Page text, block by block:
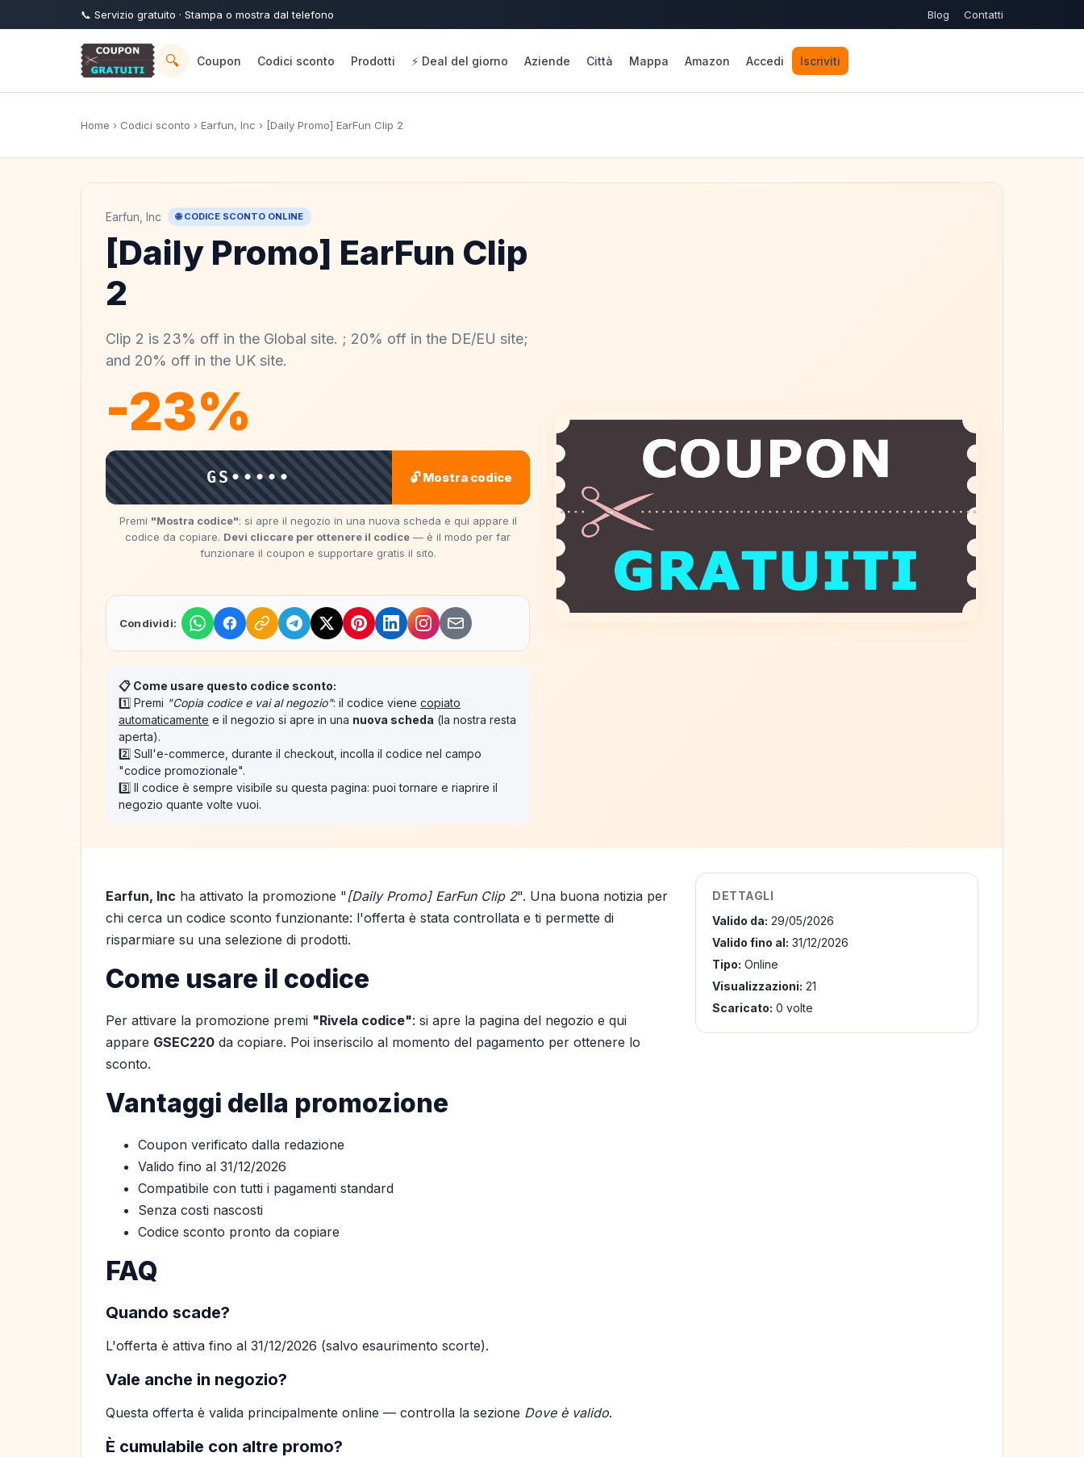
📞 Servizio gratuito · Stampa o mostra dal telefono Blog Contatti
🔍 Coupon Codici sconto Prodotti ⚡ Deal del giorno Aziende Città Mappa Amazon Accedi Iscriviti
Home › Codici sconto › Earfun, Inc › [Daily Promo] EarFun Clip 2
Earfun, Inc 🌐 CODICE SCONTO ONLINE
[Daily Promo] EarFun Clip
2
Clip 2 is 23% off in the Global site. ; 20% off in the DE/EU site;
and 20% off in the UK site.
-23%
GS••••• 🔓 Mostra codice
Premi "Mostra codice": si apre il negozio in una nuova scheda e qui appare il
codice da copiare. Devi cliccare per ottenere il codice — è il modo per far
funzionare il coupon e supportare gratis il sito.
Condividi:
📋 Come usare questo codice sconto:
1️⃣ Premi "Copia codice e vai al negozio": il codice viene copiato
automaticamente e il negozio si apre in una nuova scheda (la nostra resta
aperta).
2️⃣ Sull'e-commerce, durante il checkout, incolla il codice nel campo
"codice promozionale".
3️⃣ Il codice è sempre visibile su questa pagina: puoi tornare e riaprire il
negozio quante volte vuoi.
Earfun, Inc ha attivato la promozione "[Daily Promo] EarFun Clip 2". Una buona notizia per
chi cerca un codice sconto funzionante: l'offerta è stata controllata e ti permette di
risparmiare su una selezione di prodotti.
Come usare il codice
Per attivare la promozione premi "Rivela codice": si apre la pagina del negozio e qui
appare GSEC220 da copiare. Poi inseriscilo al momento del pagamento per ottenere lo
sconto.
Vantaggi della promozione
Coupon verificato dalla redazione
Valido fino al 31/12/2026
Compatibile con tutti i pagamenti standard
Senza costi nascosti
Codice sconto pronto da copiare
FAQ
Quando scade?
L'offerta è attiva fino al 31/12/2026 (salvo esaurimento scorte).
Vale anche in negozio?
Questa offerta è valida principalmente online — controlla la sezione Dove è valido.
È cumulabile con altre promo?
DETTAGLI
Valido da: 29/05/2026
Valido fino al: 31/12/2026
Tipo: Online
Visualizzazioni: 21
Scaricato: 0 volte